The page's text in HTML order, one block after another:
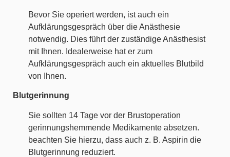
Bevor Sie operiert werden, ist auch ein
Aufklärungsgespräch über die Anästhesie
notwendig. Dies führt der zuständige Anästhesist
mit Ihnen. Idealerweise hat er zum
Aufklärungsgespräch auch ein aktuelles Blutbild
von Ihnen.
Blutgerinnung
Sie sollten 14 Tage vor der Brustoperation
gerinnungshemmende Medikamente absetzen.
beachten Sie hierzu, dass auch z. B. Aspirin die
Blutgerinnung reduziert.